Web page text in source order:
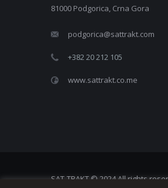
81000 Podgorica, Crna Gora
podgorica@sattrakt.com
+382 20 212 105
www.sattrakt.co.me
SAT-TRAKT © 2024 All rights